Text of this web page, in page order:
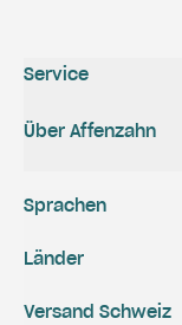
Service
Über Affenzahn
Versand Schweiz
Sprachen
Länder